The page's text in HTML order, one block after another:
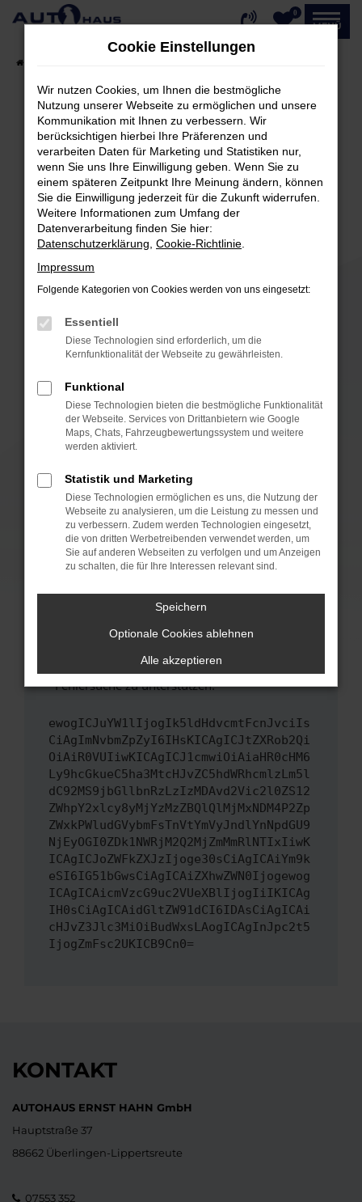
Zum
0
MENÜ
Fehler: Network Error
Beim Laden ist ein Fehler aufgetreten.
Hier sind ein paar Tipps, die dir helfen können:
Überprüfe deine Firewall und deine
Internetverbindung.
Laden andere Webseiten, zum Beispiel deine
Suchmaschine?
Prüfe deine Browsererweiterungen.
können das Laden bestimmter Seiten
verhindern. Funktioniert die Seite in einem
anderen Browser oder in einem privaten
Fenster?
Starte dein Gerät neu.
Das kann manchmal helfen, vorübergehende
Probleme zu beheben.
Betriebssystem auf dem neuesten Stand
sind.
Veraltete Software birgt nicht nur ein
Sicherheitsrisiko, sondern kann auch dazu
führen, dass bestimmte Funktionen nicht mehr
unterstützt werden.
Wende dich an den Webseitenbetreiber.
Wenn du alle oben genannten Schritte versucht
hast, kontaktiere uns bitte. Wir werden
uns diesen Text schicken, um uns bei der
Fehlersuche zu unterstützen:
ewogICJuYW1lIjogIk5ldHdvcmtFcnJvciIs
CiAgImNvbmZpZyI6IHsKICAgICJtZXRob2Qi
OiAiR0VUIiwKICAgICJ1cmwiOiAiaHR0cHM6
Ly9hcGkueC5ha3MtcHJvZC5hdWRhcmlzLm5l
dC92MS9jbGllbnRzLzIzMDAvd2Vic2l0ZS12
ZWhpY2xlcy8yMjYzMzZBQlQlMjMxNDM4P2Zp
ZWxkPWludGVybmFsTnVtYmVyJndlYnNpdGU9
NjEyOGI0ZDk1NWRjM2Q2MjZmMmRlNTIxIiwK
ICAgICJoZWFkZXJzIjoge30sCiAgICAiYm9k
eSI6IG51bGwsCiAgICAiZXhwZWN0Ijogewog
ICAgICAicmVzcG9uc2VUeXBlIjogIiIKICAg
IH0sCiAgICAidGltZW91dCI6IDAsCiAgICAi
cHJvZ3Jlc3MiOiBudWxsLAogICAgInJpc2t5
IjogZmFsc2UKICB9Cn0=
KONTAKT
AUTOHAUS ERNST HAHN GmbH
Hauptstraße 37
88662 Überlingen-Lippertsreute
07553 352
Cookie Einstellungen
Wir nutzen Cookies, um Ihnen die bestmögliche
Nutzung unserer Webseite zu ermöglichen und unsere
Kommunikation mit Ihnen zu verbessern. Wir
berücksichtigen hierbei Ihre Präferenzen und
verarbeiten Daten für Marketing und Statistiken nur,
wenn Sie uns Ihre Einwilligung geben. Wenn Sie zu
einem späteren Zeitpunkt Ihre Meinung ändern, können
Sie die Einwilligung jederzeit für die Zukunft widerrufen.
Weitere Informationen zum Umfang der
Datenverarbeitung finden Sie hier:
Datenschutzerklärung Cookie-Richtlinie
Impressum
Folgende Kategorien von Cookies werden von uns eingesetzt:
Essentiell
Diese Technologien sind erforderlich, um die
Kernfunktionalität der Webseite zu gewährleisten.
Funktional
Diese Technologien bieten die bestmögliche Funktionalität
der Webseite. Services von Drittanbietern wie Google
Maps, Chats, Fahrzeugbewertungssystem und weitere
werden aktiviert.
Statistik und Marketing
Diese Technologien ermöglichen es uns, die Nutzung der
Webseite zu analysieren, um die Leistung zu messen und
zu verbessern. Zudem werden Technologien eingesetzt,
die von dritten Werbetreibenden verwendet werden, um
Sie auf anderen Webseiten zu verfolgen und um Anzeigen
zu schalten, die für Ihre Interessen relevant sind.
Speichern
Optionale Cookies ablehnen
Alle akzeptieren